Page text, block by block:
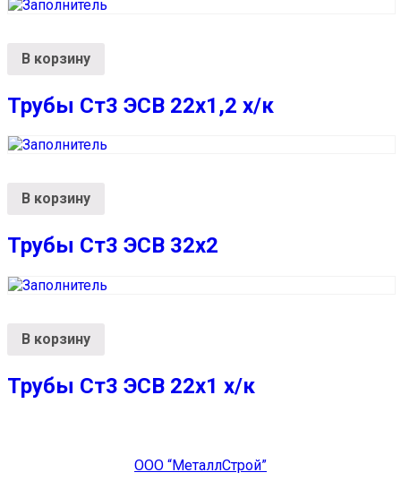
В корзину
Трубы Ст3 ЭСВ 22х1,2 х/к
В корзину
Трубы Ст3 ЭСВ 32х2
В корзину
Трубы Ст3 ЭСВ 22х1 х/к
ООО “МеталлСтрой”